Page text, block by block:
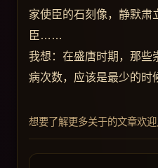
家使臣的石刻像，静默肃
臣……
我想：在盛唐时期，那些
病次数，应该是最少的时
想要了解更多关于的文章欢迎